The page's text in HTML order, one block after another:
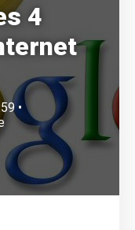
4
•